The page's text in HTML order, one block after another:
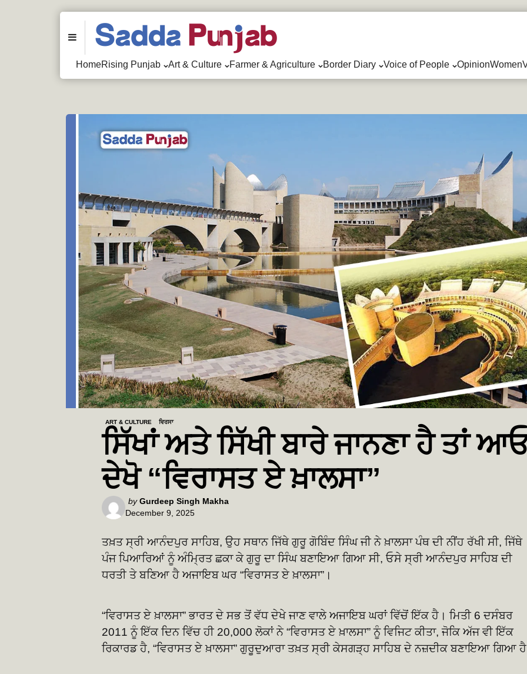
Menu
HomeRising Punjab Art & Culture Farmer & Agriculture Border Diary Voice of People Opinion
ART & CULTURE ਵਿਰਸਾ
ਸਿੱਖਾਂ ਅਤੇ ਸਿੱਖੀ ਬਾਰੇ ਜਾਨਣਾ ਹੈ ਤਾਂ
ਦੇਖੋ “ਵਿਰਾਸਤ ਏ ਖ਼ਾਲਸਾ”
Posted
by
by Gurdeep Singh Makha
December 9, 2025
ਤਖ਼ਤ ਸ੍ਰੀ ਆਨੰਦਪੁਰ ਸਾਹਿਬ, ਉਹ ਸਥਾਨ ਜਿੱਥੇ ਗੁਰੂ ਗੋਬਿੰਦ ਸਿੰਘ ਜੀ ਨੇ ਖ਼ਾਲਸਾ ਪੰਥ ਦੀ ਨੀਂਹ ਰੱਖੀ ਸੀ, ਜਿੱਥੇ
ਪੰਜ ਪਿਆਰਿਆਂ ਨੂੰ ਅੰਮ੍ਰਿਤ ਛਕਾ ਕੇ ਗੁਰੂ ਦਾ ਸਿੰਘ ਬਣਾਇਆ ਗਿਆ ਸੀ, ਓਸੇ ਸ੍ਰੀ ਆਨੰਦਪੁਰ ਸਾਹਿਬ ਦੀ
ਧਰਤੀ ਤੇ ਬਣਿਆ ਹੈ ਅਜਾਇਬ ਘਰ “ਵਿਰਾਸਤ ਏ ਖ਼ਾਲਸਾ”।
“ਵਿਰਾਸਤ ਏ ਖ਼ਾਲਸਾ” ਭਾਰਤ ਦੇ ਸਭ ਤੋਂ ਵੱਧ ਦੇਖੇ ਜਾਣ ਵਾਲੇ ਅਜਾਇਬ ਘਰਾਂ ਵਿੱਚੋਂ ਇੱਕ ਹੈ। ਮਿਤੀ 6 ਦਸੰਬਰ
2011 ਨੂੰ ਇੱਕ ਦਿਨ ਵਿੱਚ ਹੀ 20,000 ਲੋਕਾਂ ਨੇ “ਵਿਰਾਸਤ ਏ ਖ਼ਾਲਸਾ” ਨੂੰ ਵਿਜਿਟ ਕੀਤਾ, ਜੋਕਿ ਅੱਜ ਵੀ ਇੱਕ
ਰਿਕਾਰਡ ਹੈ, “ਵਿਰਾਸਤ ਏ ਖ਼ਾਲਸਾ” ਗੁਰੂਦੁਆਰਾ ਤਖ਼ਤ ਸ੍ਰੀ ਕੇਸਗੜ੍ਹ ਸਾਹਿਬ ਦੇ ਨਜ਼ਦੀਕ ਬਣਾਇਆ ਗਿਆ